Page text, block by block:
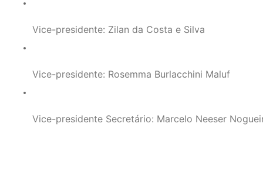
Vice-presidente: Zilan da Costa e Silva
Vice-presidente: Rosemma Burlacchini Maluf
Vice-presidente Secretário: Marcelo Neeser